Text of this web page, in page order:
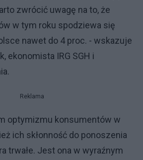
zwrócić uwagę na to, że
w tym roku spodziewa się
nawet do 4 proc. - wskazuje
ekonomista IRG SGH i
Reklama
optymizmu konsumentów w
ich skłonność do ponoszenia
trwałe. Jest ona w wyraźnym